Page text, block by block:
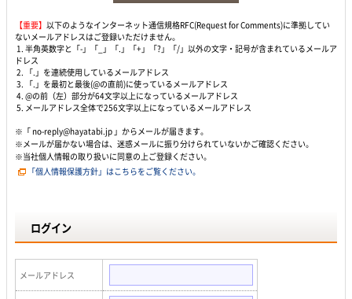
【重要】 以下のようなインターネット通信規格RFC(Request for Comments)に準拠してい
ないメールアドレスはご登録いただけません。
1. 半角英数字と「-」「_」「.」「+」「?」「/」以外の文字・記号が含まれているメールア
ドレス
2. 「.」を連続使用しているメールアドレス
3. 「.」を最初と最後(@の直前)に使っているメールアドレス
4. @の前（左）部分が64文字以上になっているメールアドレス
5. メールアドレス全体で256文字以上になっているメールアドレス
※「 no-reply@hayatabi.jp 」からメールが届きます。
※メールが届かない場合は、迷惑メールに振り分けられていないかご確認ください。
※当社個人情報の取り扱いに同意の上ご登録ください。
「個人情報保護方針」はこちらをご覧ください。
ログイン
メールアドレス